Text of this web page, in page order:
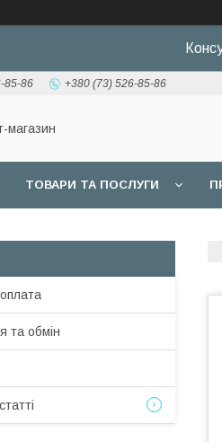
85-86 +380 (73) 526-85-86
магазин
ТОВАРИ ТА ПОСЛУГИ
та обмін